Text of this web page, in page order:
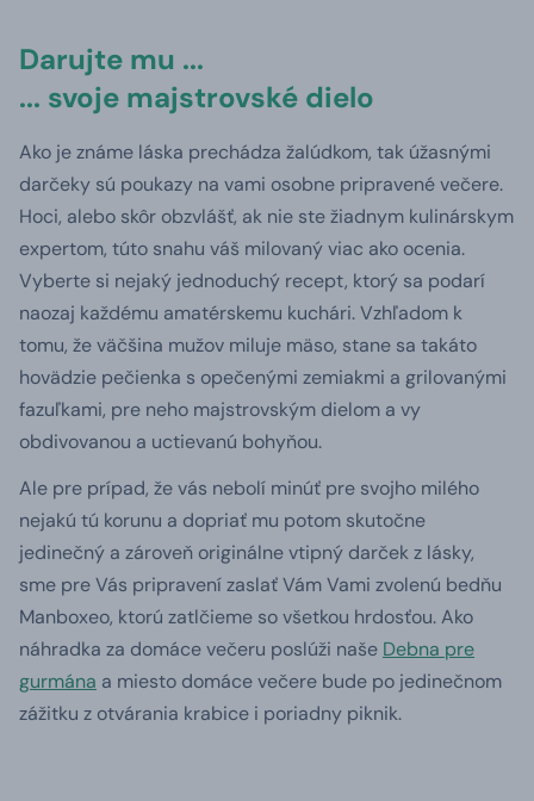
Darujte mu ...
... svoje majstrovské dielo
Ako je známe láska prechádza žalúdkom, tak úžasnými
darčeky sú poukazy na vami osobne pripravené večere.
Hoci, alebo skôr obzvlášť, ak nie ste žiadnym kulinárskym
expertom, túto snahu váš milovaný viac ako ocenia.
Vyberte si nejaký jednoduchý recept, ktorý sa podarí
naozaj každému amatérskemu kuchári. Vzhľadom k
tomu, že väčšina mužov miluje mäso, stane sa takáto
hovädzie pečienka s opečenými zemiakmi a grilovanými
fazuľkami, pre neho majstrovským dielom a vy
obdivovanou a uctievanú bohyňou.
Ale pre prípad, že vás nebolí minúť pre svojho milého
nejakú tú korunu a dopriať mu potom skutočne
jedinečný a zároveň originálne vtipný darček z lásky,
sme pre Vás pripravení zaslať Vám Vami zvolenú bedňu
Manboxeo, ktorú zatlčieme so všetkou hrdosťou. Ako
náhradka za domáce večeru poslúži naše Debna pre
gurmána a miesto domáce večere bude po jedinečnom
zážitku z otvárania krabice i poriadny piknik.